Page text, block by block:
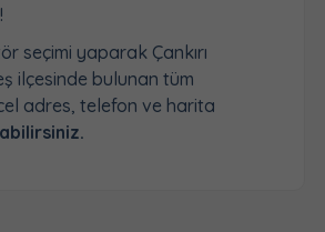
seçimi yaparak Çankırı
ilçesinde bulunan tüm
adres, telefon ve harita